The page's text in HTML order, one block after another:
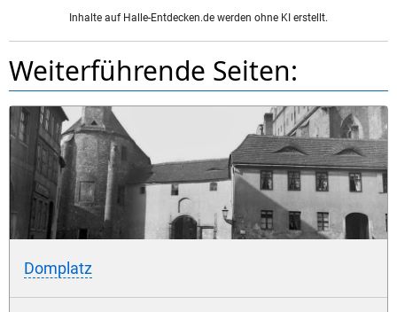
Inhalte auf Halle-Entdecken.de werden ohne KI erstellt.
Weiterführende Seiten:
Domplatz